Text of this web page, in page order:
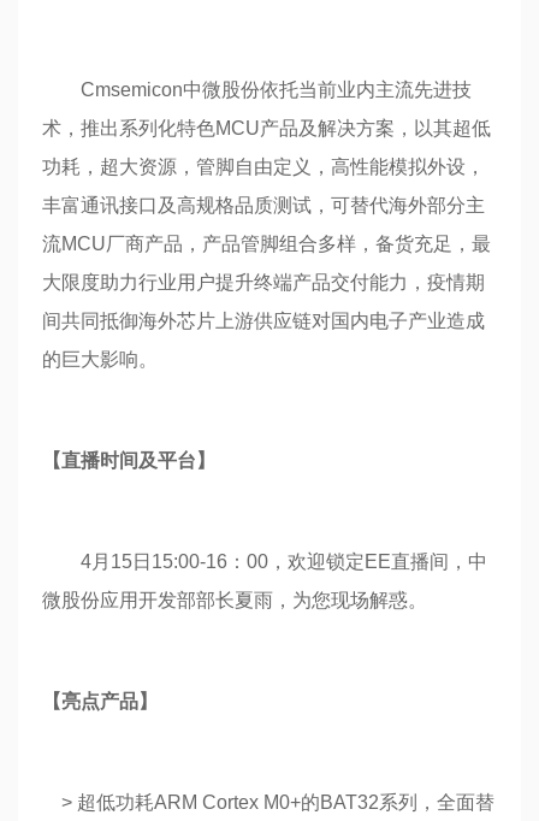
Cmsemicon中微股份依托当前业内主流先进技
术，推出系列化特色MCU产品及解决方案，以其超低
功耗，超大资源，管脚自由定义，高性能模拟外设，
丰富通讯接口及高规格品质测试，可替代海外部分主
流MCU厂商产品，产品管脚组合多样，备货充足，最
大限度助力行业用户提升终端产品交付能力，疫情期
间共同抵御海外芯片上游供应链对国内电子产业造成
的巨大影响。
【直播时间及平台】
4月15日15:00-16：00，欢迎锁定EE直播间，中
微股份应用开发部部长夏雨，为您现场解惑。
【亮点产品】
> 超低功耗ARM Cortex M0+的BAT32系列，全面替